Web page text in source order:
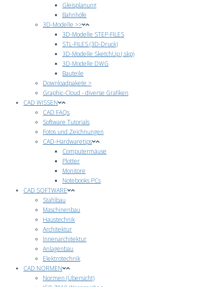
Gleisplanung
Bahnhöfe
3D-Modelle >>
3D-Modelle STEP-FILES
STL-FILES (3D-Druck)
3D-Modelle SketchUp (.skp)
3D-Modelle DWG
Bauteile
Downloadpakete >
Graphic-Cloud - diverse Grafiken
CAD WISSEN
CAD FAQs
Software Tutorials
Fotos und Zeichnungen
CAD-Hardwaretips
Computermäuse
Plotter
Monitore
Notebooks PCs
CAD SOFTWARE
Stahlbau
Maschinenbau
Haustechnik
Architektur
Innenarchitektur
Anlagenbau
Elektrotechnik
CAD NORMEN
Normen (Übersicht)